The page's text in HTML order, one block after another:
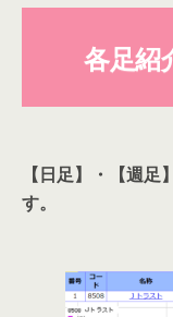
各足紹
【日足】・【週
す。